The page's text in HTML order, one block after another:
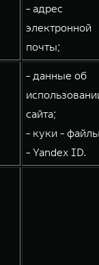
000 ₽
- адрес
электронной
почты;
- данные об
сайта;
- куки -
- Yandex ID.